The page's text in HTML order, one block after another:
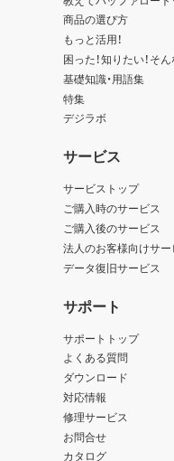
商品の選び方
もっと活用！
困った！知りたい！そ
基礎知識・用語集
特集
デジラボ
サービス
サービストップ
ご購入時のサービス
ご購入後のサービス
法人のお客様向けサー
データ復旧サービス
サポート
サポートトップ
よくある質問
ダウンロード
対応情報
修理サービス
お問合せ
カタログ